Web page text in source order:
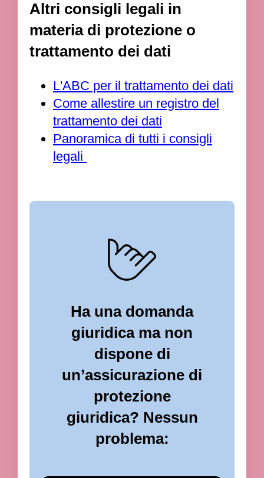
Altri consigli legali in
materia di protezione o
trattamento dei dati
L'ABC per il trattamento dei dati
Come allestire un registro del
trattamento dei dati
Panoramica di tutti i consigli
legali
Ha una domanda
giuridica ma non
dispone di
un’assicurazione di
protezione
giuridica? Nessun
problema: